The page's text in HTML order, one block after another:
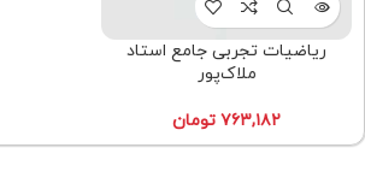
ریاضیات تجربی جامع استاد
ملاک‌پور
۷۶۳,۱۸۲ تومان